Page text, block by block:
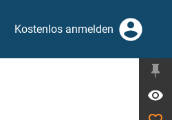
Kostenlos anmelden